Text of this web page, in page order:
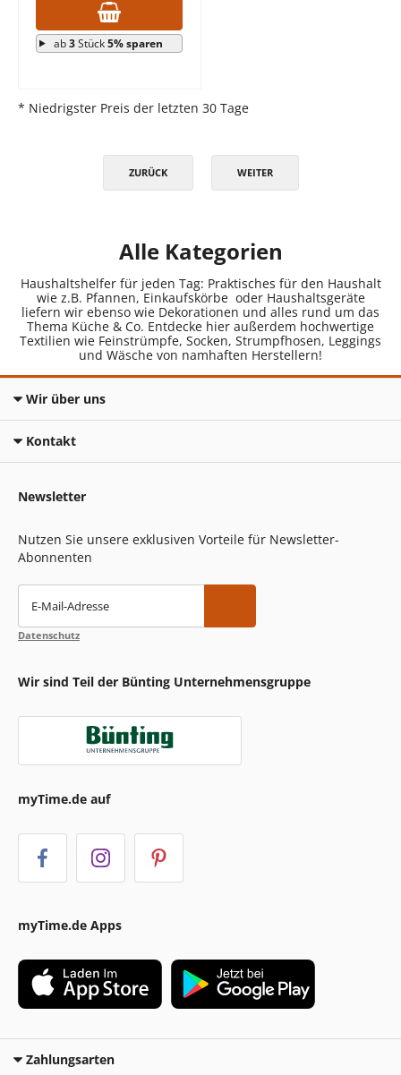
ab3Stück5% sparen
* Niedrigster Preis der letzten 30 Tage
ZURÜCK WEITER
Alle Kategorien
Haushaltshelfer für jeden Tag: Praktisches für den Haushalt
wie z.B. Pfannen, Einkaufskörbe oder Haushaltsgeräte
liefern wir ebenso wie Dekorationen und alles rund um das
Thema Küche & Co. Entdecke hier außerdem hochwertige
Textilien wie Feinstrümpfe, Socken, Strumpfhosen, Leggings
und Wäsche von namhaften Herstellern!
Wir über uns
Kontakt
Newsletter
Nutzen Sie unsere exklusiven Vorteile für Newsletter-
Abonnenten
E-Mail-Adresse
Datenschutz
Wir sind Teil der Bünting Unternehmensgruppe
myTime.de auf
myTime.de Apps
Zahlungsarten